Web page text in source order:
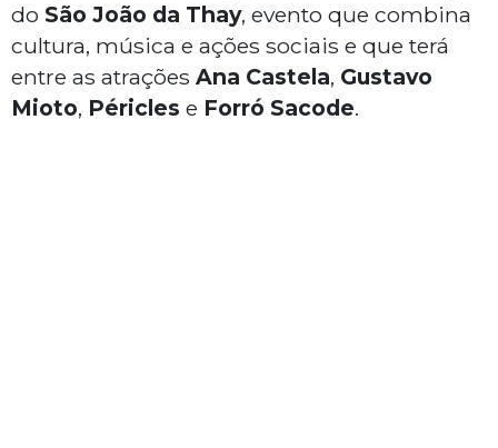
do São João da Thay, evento que combina
cultura, música e ações sociais e que terá
entre as atrações Ana Castela, Gustavo
Mioto, Péricles e Forró Sacode.